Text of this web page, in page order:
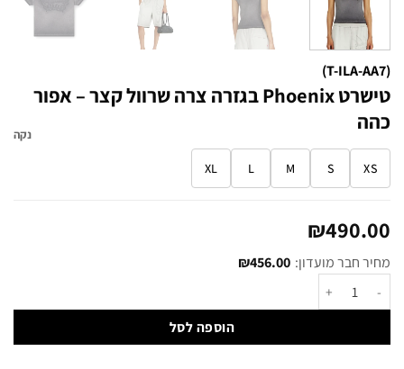
(T-ILA-AA7)
טישרט Phoenix בגזרה צרה שרוול קצר – אפור
כהה
XS
S
M
L
XL
נקה
₪490.00
מחיר חבר מועדון: ₪456.00
הוספה לסל